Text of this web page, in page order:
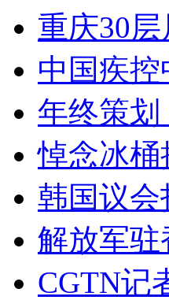
重庆30
中国疾
年终策划
悼念冰桶
韩国议
解放军
CGTN记